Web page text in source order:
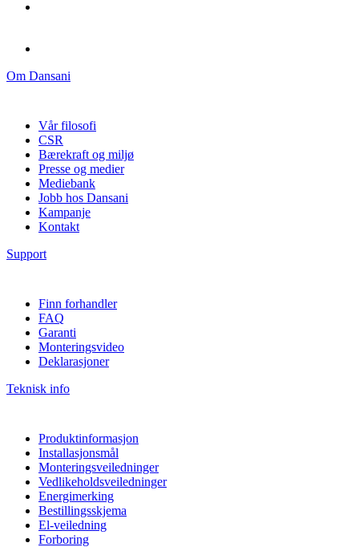
Om Dansani
Vår filosofi
CSR
Bærekraft og miljø
Presse og medier
Mediebank
Jobb hos Dansani
Kampanje
Kontakt
Support
Finn forhandler
FAQ
Garanti
Monteringsvideo
Deklarasjoner
Teknisk info
Produktinformasjon
Installasjonsmål
Monteringsveiledninger
Vedlikeholdsveiledninger
Energimerking
Bestillingsskjema
El-veiledning
Forboring